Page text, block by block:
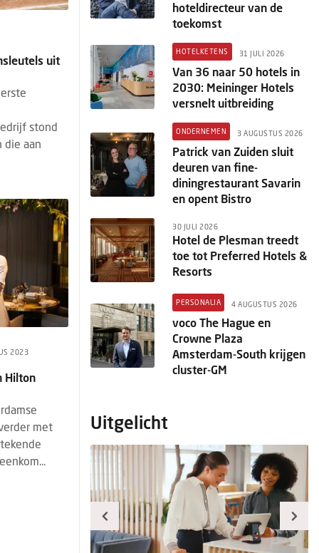
uit
stond
die aan
2023
Hilton
met
hoteldirecteur van de
toekomst
HOTELKETENS 31 JULI 2026
Van 36 naar 50 hotels in
2030: Meininger Hotels
versnelt uitbreiding
ONDERNEMEN 3 AUGUSTUS 2026
Patrick van Zuiden sluit
deuren van fine-
diningrestaurant Savarin
en opent Bistro
30 JULI 2026
Hotel de Plesman treedt
toe tot Preferred Hotels &
Resorts
PERSONALIA 4 AUGUSTUS 2026
voco The Hague en
Crowne Plaza
Amsterdam-South krijgen
cluster-GM
Uitgelicht